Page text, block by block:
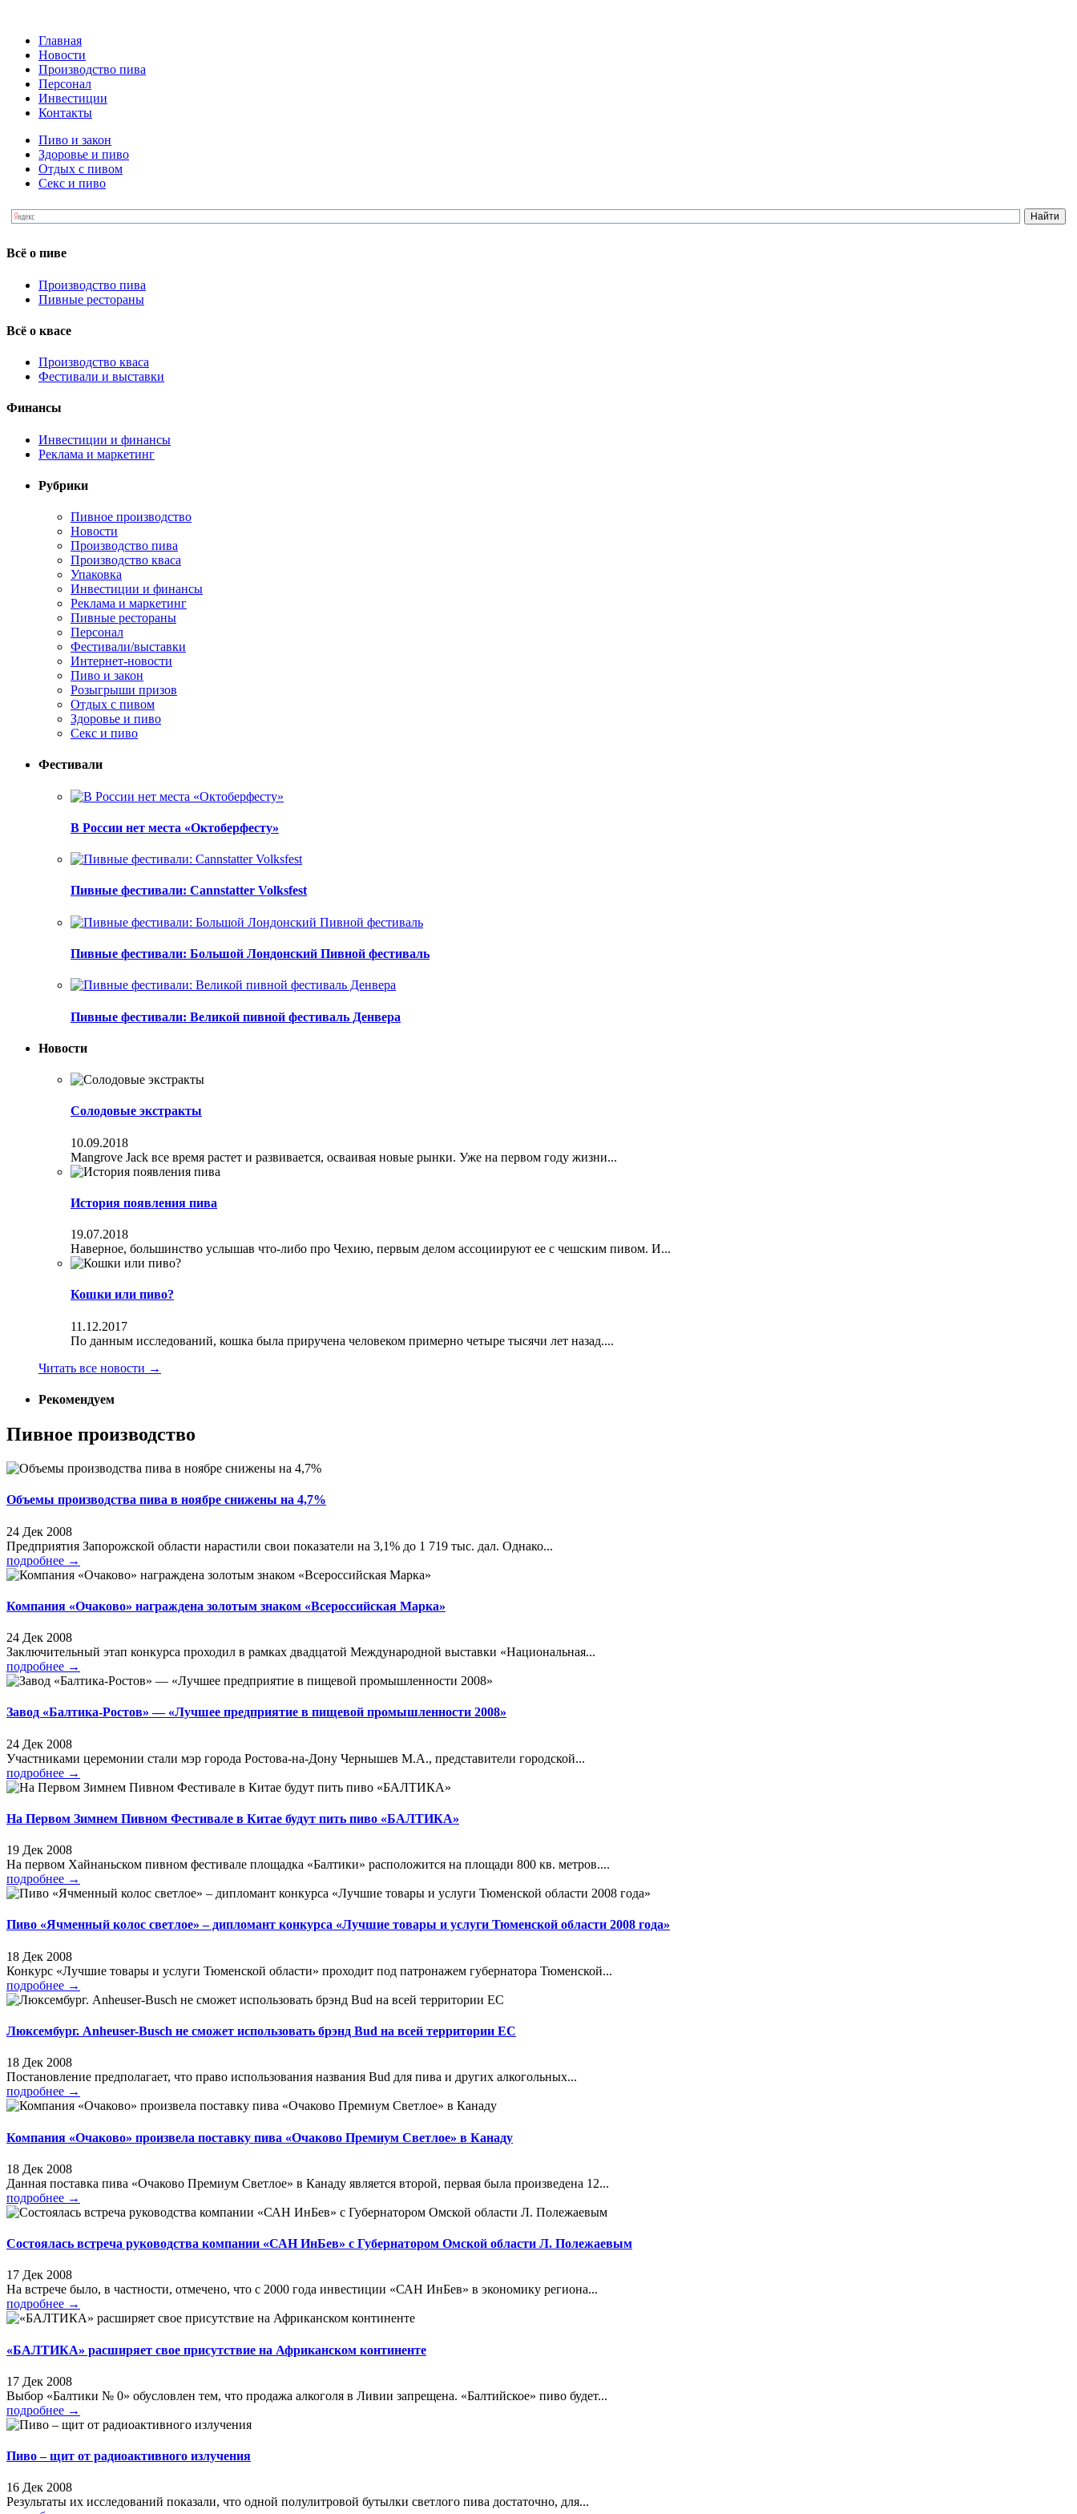
Главная
Новости
Производство пива
Персонал
Инвестиции
Контакты
Пиво и закон
Здоровье и пиво
Отдых с пивом
Секс и пиво
Всё о пиве
Производство пива
Пивные рестораны
Всё о квасе
Производство кваса
Фестивали и выставки
Финансы
Инвестиции и финансы
Реклама и маркетинг
Рубрики
Пивное производство
Новости
Производство пива
Производство кваса
Упаковка
Инвестиции и финансы
Реклама и маркетинг
Пивные рестораны
Персонал
Фестивали/выставки
Интернет-новости
Пиво и закон
Розыгрыши призов
Отдых с пивом
Здоровье и пиво
Секс и пиво
Фестивали
В России нет места «Октоберфесту»
Пивные фестивали: Cannstatter Volksfest
Пивные фестивали: Большой Лондонский Пивной фестиваль
Пивные фестивали: Великой пивной фестиваль Денвера
Новости
Солодовые экстракты
10.09.2018
Mangrove Jack все время растет и развивается, осваивая новые рынки. Уже на первом году жизни...
История появления пива
19.07.2018
Наверное, большинство услышав что-либо про Чехию, первым делом ассоциируют ее с чешским пивом. И...
Кошки или пиво?
11.12.2017
По данным исследований, кошка была приручена человеком примерно четыре тысячи лет назад....
Читать все новости →
Рекомендуем
Пивное производство
Объемы производства пива в ноябре снижены на 4,7%
24 Дек 2008
Предприятия Запорожской области нарастили свои показатели на 3,1% до 1 719 тыс. дал. Однако...
подробнее →
Компания «Очаково» награждена золотым знаком «Всероссийская Марка»
24 Дек 2008
Заключительный этап конкурса проходил в рамках двадцатой Международной выставки «Национальная...
подробнее →
Завод «Балтика-Ростов» — «Лучшее предприятие в пищевой промышленности 2008»
24 Дек 2008
Участниками церемонии стали мэр города Ростова-на-Дону Чернышев М.А., представители городской...
подробнее →
На Первом Зимнем Пивном Фестивале в Китае будут пить пиво «БАЛТИКА»
19 Дек 2008
На первом Хайнаньском пивном фестивале площадка «Балтики» расположится на площади 800 кв. метров....
подробнее →
Пиво «Ячменный колос светлое» – дипломант конкурса «Лучшие товары и услуги Тюменской области 2008 года»
18 Дек 2008
Конкурс «Лучшие товары и услуги Тюменской области» проходит под патронажем губернатора Тюменской...
подробнее →
Люксембург. Anheuser-Busch не сможет использовать брэнд Bud на всей территории ЕС
18 Дек 2008
Постановление предполагает, что право использования названия Bud для пива и других алкогольных...
подробнее →
Компания «Очаково» произвела поставку пива «Очаково Премиум Светлое» в Канаду
18 Дек 2008
Данная поставка пива «Очаково Премиум Светлое» в Канаду является второй, первая была произведена 12...
подробнее →
Состоялась встреча руководства компании «САН ИнБев» с Губернатором Омской области Л. Полежаевым
17 Дек 2008
На встрече было, в частности, отмечено, что с 2000 года инвестиции «САН ИнБев» в экономику региона...
подробнее →
«БАЛТИКА» расширяет свое присутствие на Африканском континенте
17 Дек 2008
Выбор «Балтики № 0» обусловлен тем, что продажа алкоголя в Ливии запрещена. «Балтийское» пиво будет...
подробнее →
Пиво – щит от радиоактивного излучения
16 Дек 2008
Результаты их исследований показали, что одной полулитровой бутылки светлого пива достаточно, для...